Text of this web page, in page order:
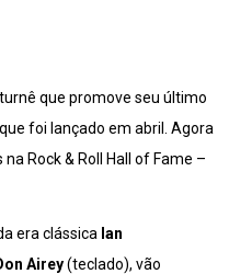
que promove seu último
foi lançado em abril. Agora
Rock & Roll Hall of Fame –
era clássica Ian
Airey(teclado), vão